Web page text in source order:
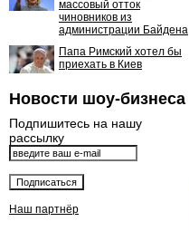
массовый отток
чиновников из
администрации Байдена
Папа Римский хотел бы
приехать в Киев
Новости шоу-бизнеса
Подпишитесь на нашу
рассылку
Наш партнёр